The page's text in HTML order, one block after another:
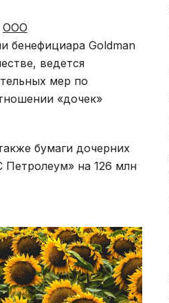
ООО
бенефициара Goldman
ведется
мер по
«дочек»
бумаги дочерних
на 126 млн